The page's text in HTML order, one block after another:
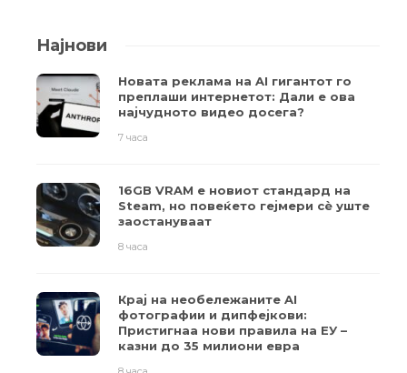
Најнови
Новата реклама на AI гигантот го
преплаши интернетот: Дали е ова
најчудното видео досега?
7 часа
16GB VRAM е новиот стандард на
Steam, но повеќето гејмери ​​сè уште
заостануваат
8 часа
Крај на необележаните AI
фотографии и дипфејкови:
Пристигнаа нови правила на ЕУ –
казни до 35 милиони евра